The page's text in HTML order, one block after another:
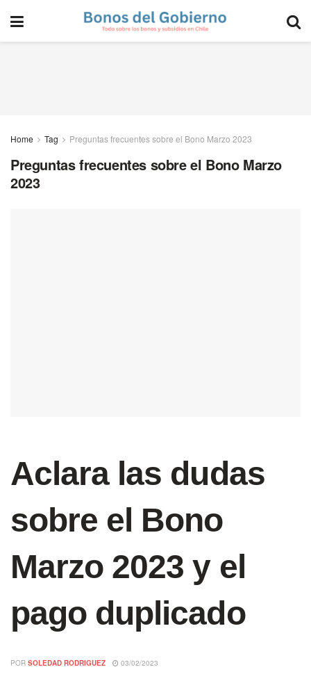
Home Tag Preguntas frecuentes sobre el Bono Marzo 2023
Preguntas frecuentes sobre el Bono Marzo
2023
Aclara las dudas
sobre el Bono
Marzo 2023 y el
pago duplicado
POR SOLEDAD RODRIGUEZ 03/02/2023